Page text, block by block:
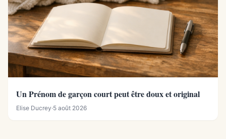
Un Prénom de garçon court peut être doux et original
Elise Ducrey·5 août 2026